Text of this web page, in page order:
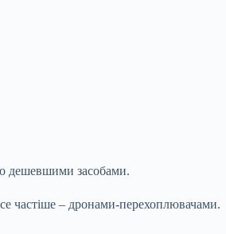
дешевшими засобами.
частіше – дронами-перехоплювачами.